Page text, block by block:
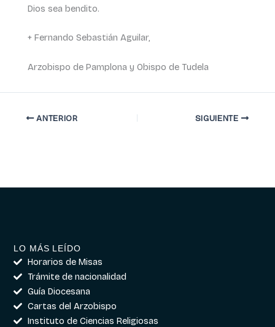
Dios sea bendito.
+ Fernando Sebastián Aguilar,
Arzobispo de Pamplona y Obispo de Tudela
ANTERIOR SIGUIENTE
LO MÁS LEÍDO
Horarios de Misas
Trámite de nacionalidad
Guía Diocesana
Cartas del Arzobispo
Instituto de Ciencias Religiosas